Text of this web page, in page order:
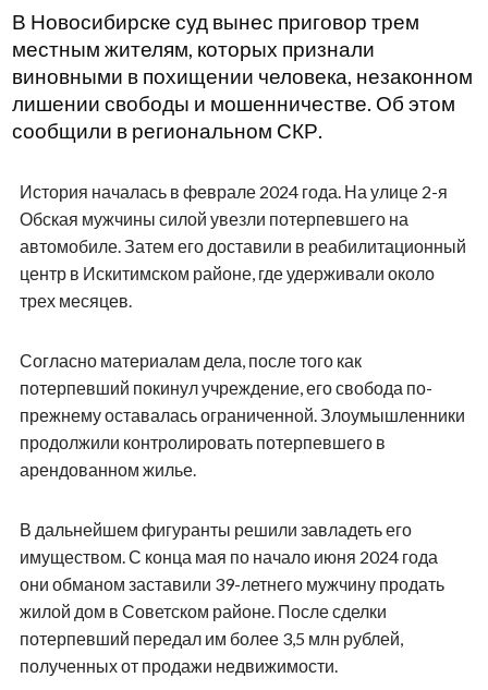
В Новосибирске суд вынес приговор трем
местным жителям, которых признали
виновными в похищении человека, незаконном
лишении свободы и мошенничестве. Об этом
сообщили в региональном СКР.
История началась в феврале 2024 года. На улице 2-я
Обская мужчины силой увезли потерпевшего на
автомобиле. Затем его доставили в реабилитационный
центр в Искитимском районе, где удерживали около
трех месяцев.
Согласно материалам дела, после того как
потерпевший покинул учреждение, его свобода по-
прежнему оставалась ограниченной. Злоумышленники
продолжили контролировать потерпевшего в
арендованном жилье.
В дальнейшем фигуранты решили завладеть его
имуществом. С конца мая по начало июня 2024 года
они обманом заставили 39-летнего мужчину продать
жилой дом в Советском районе. После сделки
потерпевший передал им более 3,5 млн рублей,
полученных от продажи недвижимости.